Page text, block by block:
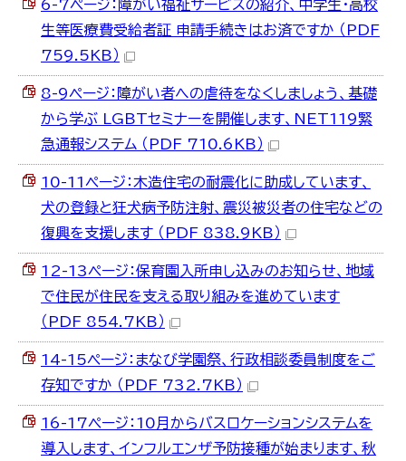
6-7ページ：障がい福祉サービスの紹介、中学生・高校
生等医療費受給者証 申請手続きはお済ですか （PDF
759.5KB）
8-9ページ：障がい者への虐待をなくしましょう、基礎
から学ぶ LGBTセミナーを開催します、NET119緊
急通報システム （PDF 710.6KB）
10-11ページ：木造住宅の耐震化に助成しています、
犬の登録と狂犬病予防注射、震災被災者の住宅などの
復興を支援します （PDF 838.9KB）
12-13ページ：保育園入所申し込みのお知らせ、地域
で住民が住民を支える取り組みを進めています
（PDF 854.7KB）
14-15ページ：まなび学園祭、行政相談委員制度をご
存知ですか （PDF 732.7KB）
16-17ページ：10月からバスロケーションシステムを
導入します、インフルエンザ予防接種が始まります、秋